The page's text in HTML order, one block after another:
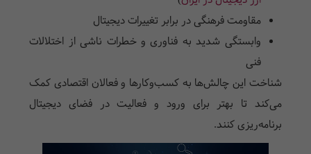
مقاومت فرهنگی در برابر تغییرات دیجیتال
وابستگی شدید به فناوری و خطرات ناشی از اختلالات
فنی
شناخت این چالش‌ها به کسب‌وکارها و فعالان اقتصادی کمک
می‌کند تا بهتر برای ورود و فعالیت در فضای دیجیتال
برنامه‌ریزی کنند.